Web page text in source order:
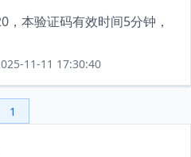
，本验证码有效时间5分钟，
11-11 17:30:40
1